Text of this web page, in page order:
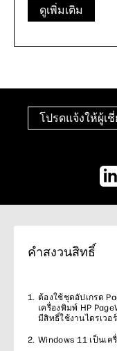
ดูเพิ่มเติม
โปรดแจ้งให้ผู้
คำสงวนสิทธิ์
ต้องใช้ชุดอัปเกรด
เครื่องพิมพ์ HP
มีสิทธิ์ใช้งานไดรเวอ
Windows 11 เป็นเ